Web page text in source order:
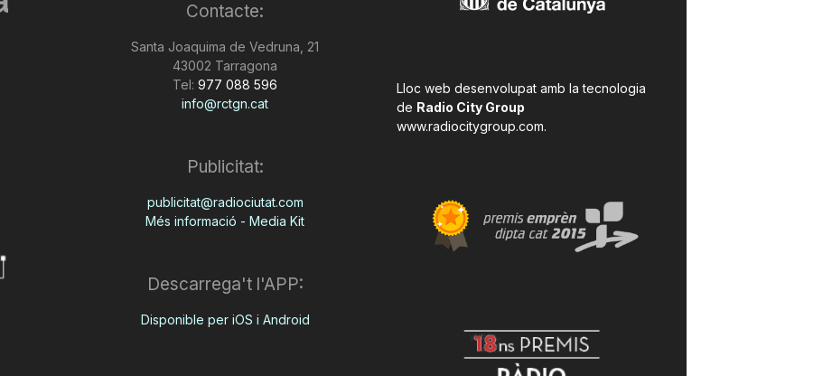
Contacte:
Santa Joaquima de Vedruna, 21
43002 Tarragona
Tel: 977 088 596
info@rctgn.cat
Publicitat:
publicitat@radiociutat.com
Més informació - Media Kit
Descarrega't l'APP:
Disponible per iOS i Android
Lloc web desenvolupat amb la tecnologia
de Radio City Group
www.radiocitygroup.com.